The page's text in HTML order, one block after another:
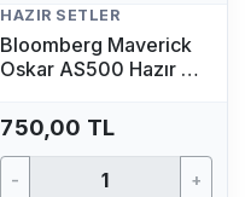
HAZIR SETLER
Bloomberg Maverick
Oskar AS500 Hazır Av
GR)
750,00 TL
- +